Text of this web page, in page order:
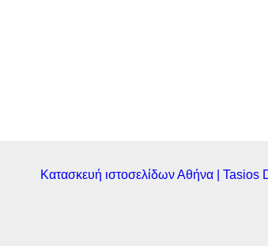
Κατασκευή ιστοσελίδων Αθήνα | Tasios